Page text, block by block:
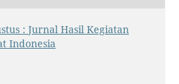
: Jurnal Hasil Kegiatan
Indonesia